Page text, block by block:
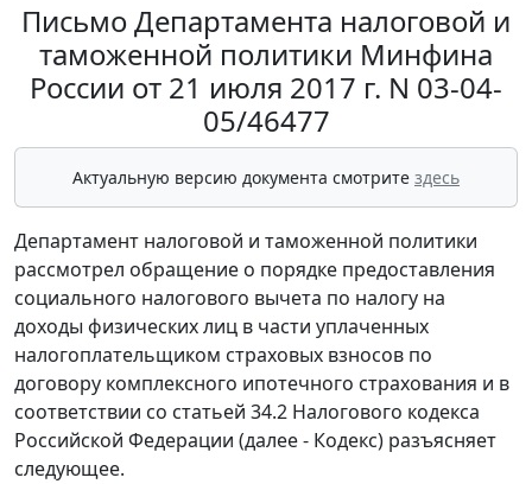
Письмо Департамента налоговой и
таможенной политики Минфина
России от 21 июля 2017 г. N 03-04-
05/46477
Актуальную версию документа смотрите здесь
Департамент налоговой и таможенной политики
рассмотрел обращение о порядке предоставления
социального налогового вычета по налогу на
доходы физических лиц в части уплаченных
налогоплательщиком страховых взносов по
договору комплексного ипотечного страхования и в
соответствии со статьей 34.2 Налогового кодекса
Российской Федерации (далее - Кодекс) разъясняет
следующее.